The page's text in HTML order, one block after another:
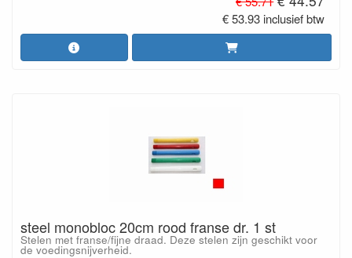
€ 53.93 inclusief btw
steel monobloc 20cm rood franse dr. 1 st
Stelen met franse/fijne draad. Deze stelen zijn geschikt voor
de voedingsnijverheid.